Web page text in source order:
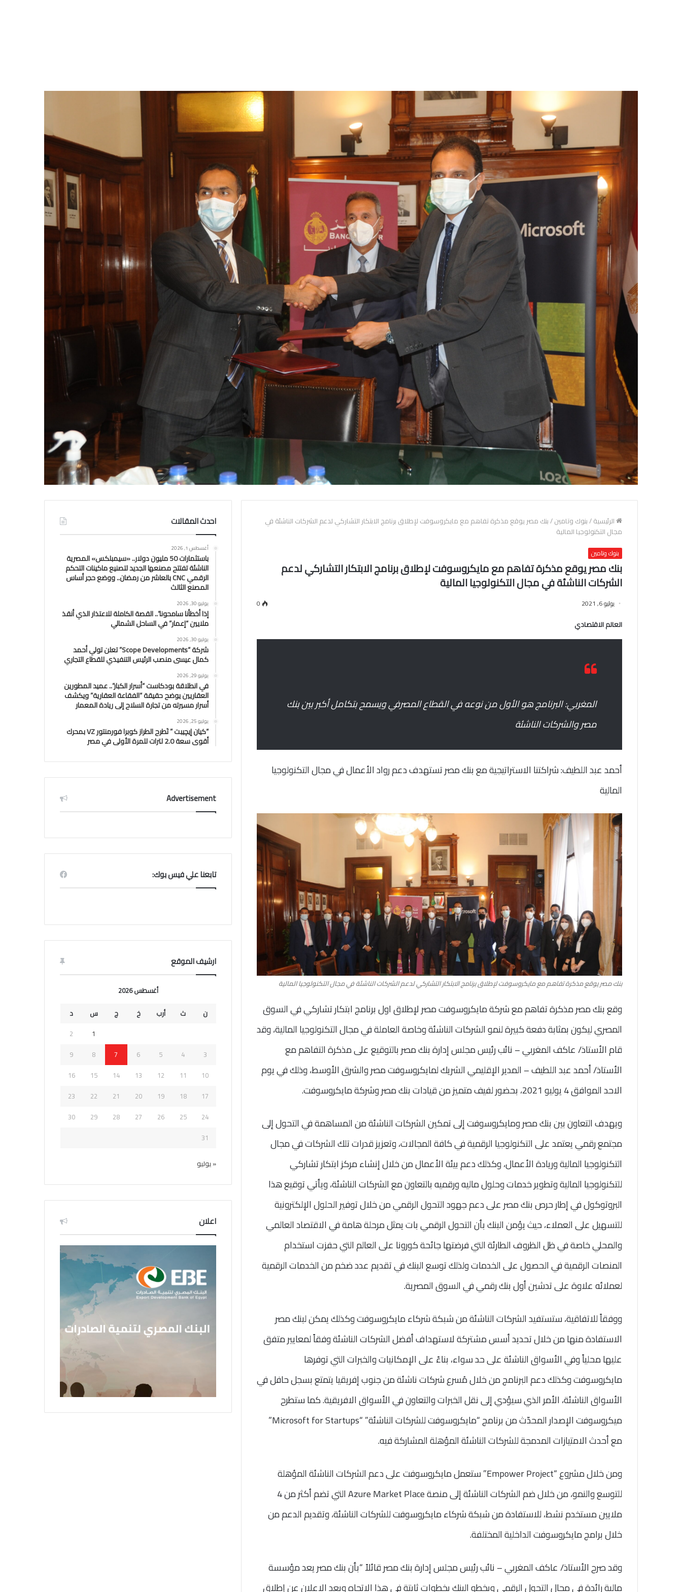
الرئيسية/بنوك وتامين/بنك مصر يوقع مذكرة تفاهم مع مايكروسوفت لإطلاق برنامج الابتكار التشاركي لدعم الشركات الناشئة في
مجال التكنولوجيا المالية
بنوك وتامين
بنك مصر يوقع مذكرة تفاهم مع مايكروسوفت لإطلاق برنامج الابتكار التشاركي لدعم
الشركات الناشئة في مجال التكنولوجيا المالية
يوليو 6, 2021 0
العالم الاقتصادي
المغربي: البرنامج هو الأول من نوعه في القطاع المصرفي ويسمح بتكامل أكبر بين بنك
مصر والشركات الناشئة
أحمد عبد اللطيف: شراكتنا الاستراتيجية مع بنك مصر تستهدف دعم رواد الأعمال في مجال التكنولوجيا
المالية
بنك مصر يوقع مذكرة تفاهم مع مايكروسوفت لإطلاق برنامج الابتكار التشاركي لدعم الشركات الناشئة في مجال التكنولوجيا المالية
وقع بنك مصر مذكرة تفاهم مع شركة مايكروسوفت مصر لإطلاق اول برنامج ابتكار تشاركي في السوق
المصري ليكون بمثابة دفعة كبيرة لنمو الشركات الناشئة وخاصة العاملة في مجال التكنولوجيا المالية، وقد
قام الأستاذ/ عاكف المغربي – نائب رئيس مجلس إدارة بنك مصر بالتوقيع على مذكرة التفاهم مع
الأستاذ/ أحمد عبد اللطيف – المدير الإقليمي الشريك لمايكروسوفت مصر والشرق الأوسط، وذلك في يوم
الاحد الموافق 4 يوليو 2021، بحضور لفيف متميز من قيادات بنك مصر وشركة مايكروسوفت.
ويهدف التعاون بين بنك مصر ومايكروسوفت إلى تمكين الشركات الناشئة من المساهمة في التحول إلى
مجتمع رقمي يعتمد على التكنولوجيا الرقمية في كافة المجالات، وتعزيز قدرات تلك الشركات في مجال
التكنولوجيا المالية وريادة الأعمال، وكذلك دعم بيئة الأعمال من خلال إنشاء مركز ابتكار تشاركي
للتكنولوجيا المالية وتطوير خدمات وحلول ماليه ورقميه بالتعاون مع الشركات الناشئة، ويأتي توقيع هذا
البروتوكول في إطار حرص بنك مصر على دعم جهود التحول الرقمي من خلال توفير الحلول الإلكترونية
للتسهيل على العملاء، حيث يؤمن البنك بأن التحول الرقمي بات يمثل مرحلة هامة في الاقتصاد العالمي
والمحلي خاصة في ظل الظروف الطارئة التي فرضتها جائحة كورونا على العالم التي حفزت استخدام
المنصات الرقمية في الحصول على الخدمات ولذلك توسع البنك في تقديم عدد ضخم من الخدمات الرقمية
لعملائه علاوة على تدشين أول بنك رقمي في السوق المصرية.
ووفقاً للاتفاقية، ستستفيد الشركات الناشئة من شبكة شركاء مايكروسوفت وكذلك يمكن لبنك مصر
الاستفادة منها من خلال تحديد أسس مشتركة لاستهداف أفضل الشركات الناشئة وفقاً لمعايير متفق
عليها محلياً وفي الأسواق الناشئة على حد سواء، بناءً على الإمكانيات والخبرات التي توفرها
مايكروسوفت وكذلك دعم البرنامج من خلال مُسرع شركات ناشئة من جنوب إفريقيا يتمتع بسجل حافل في
الأسواق الناشئة، الأمر الذي سيؤدي إلى نقل الخبرات والتعاون في الأسواق الافريقية. كما ستطرح
ميكروسوفت الإصدار المحدّث من برنامج “مايكروسوفت للشركات الناشئة” “Microsoft for Startups”
مع أحدث الامتيازات المدمجة للشركات الناشئة المؤهلة المشاركة فيه.
ومن خلال مشروع “Empower Project” ستعمل مايكروسوفت على دعم الشركات الناشئة المؤهلة
للتوسع والنمو، من خلال ضم الشركات الناشئة إلى منصة Azure Market Place التي تضم أكثر من 4
ملايين مستخدم نشط، للاستفادة من شبكة شركاء مايكروسوفت للشركات الناشئة، وتقديم الدعم من
خلال برامج مايكروسوفت الداخلية المختلفة.
وقد صرح الأستاذ/ عاكف المغربي – نائب رئيس مجلس إدارة بنك مصر قائلاً “بأن بنك مصر يعد مؤسسة
مالية رائدة في مجال التحول الرقمي ويخطو البنك بخطوات ثابتة في هذا الاتجاه ويعد الاعلان عن إطلاق
احدث المقالات
أغسطس 1, 2026
باستثمارات 50 مليون دولار.. «سيمبلكس» المصرية
الناشئة تفتتح مصنعها الجديد لتصنيع ماكينات التحكم
الرقمي CNC بالعاشر من رمضان.. ووضع حجر أساس
المصنع الثالث
يوليو 30, 2026
إذا أخطأنا سامحونا”.. القصة الكاملة للاعتذار الذي أنقذ
ملايين “إعمار” في الساحل الشمالي
يوليو 30, 2026
شركة “Scope Developments” تعلن تولي أحمد
كمال عيسى منصب الرئيس التنفيذي للقطاع التجاري
يوليو 29, 2026
في انطلاقة بودكاست “أسرار الكبار”.. عميد المطورين
العقاريين يوضح حقيقة “الفقاعة العقارية” ويكشف
أسرار مسيرته من تجارة السلاح إلى ريادة المعمار
يوليو 25, 2026
“كيان إيچيبت ” تَطرح الطراز كوبرا فورمنتور VZ بمحرك
أقوى سعة 2.0 لترات للمرة الأولى في مصر
Advertisement
تابعنا علي فيس بوك:
ارشيف الموقع
أغسطس 2026
ن
ث أرب خ ج س
د
1
2
3
4
5
6
7
8
9
10
11
12
13
14
15
16
17
18
19
20
21
22
23
24
25
26
27
28
29
30
31
« يوليو
اعلان